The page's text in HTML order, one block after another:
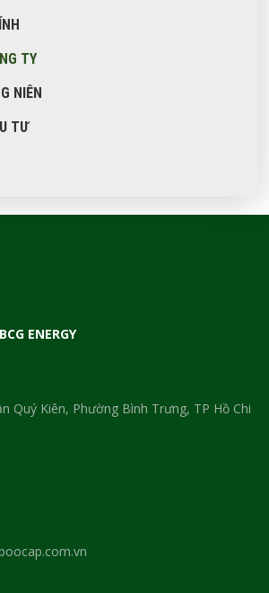
TY
NIÊN
TƯ
ENERGY
Quý Kiên, Phường Bình Trưng, TP Hồ Chi